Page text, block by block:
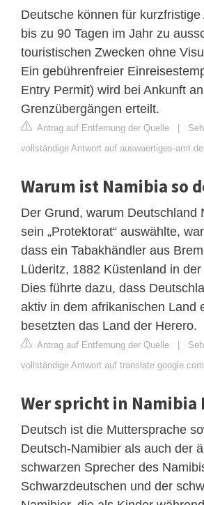
Deutsche können für
bis zu 90 Tagen im Jahr zu
touristischen Zwecken ohne
Ein gebührenfreier
Entry Permit) wird bei Ankunft
Grenzübergängen erteilt.
Antrag auf Entfernung der Quelle |
vollständige Antwort auf auswaertiges-
Warum ist Namibia so
Der Grund, warum Deutschland
sein „Protektorat“ auswählte,
dass ein Tabakhändler aus
Lüderitz, 1882 Küstenland in
Dies führte dazu, dass
aktiv in dem afrikanischen Land
besetzten das Land der Herero.
Antrag auf Entfernung der Quelle |
vollständige Antwort auf
Wer spricht in Namibia
Deutsch ist die Muttersprache
Deutsch-Namibier als auch der
schwarzen Sprecher des
Schwarzdeutschen und der